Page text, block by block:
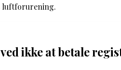
luftforurening.
ikke at betale